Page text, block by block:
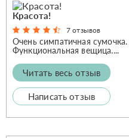
Красота!
7 отзывов
Очень симпатичная
Функциональная вещица....
Читать весь отзыв
Написать отзыв